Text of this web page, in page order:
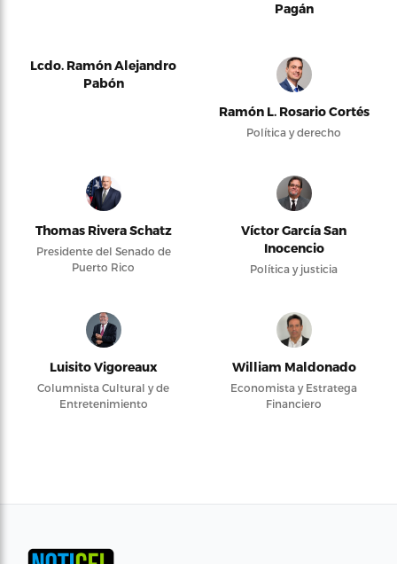
Pagán
Lcdo. Ramón Alejandro
Pabón
Ramón L. Rosario Cortés
Política y derecho
Thomas Rivera Schatz
Presidente del Senado de
Puerto Rico
Víctor García San
Inocencio
Política y justicia
Luisito Vigoreaux
Columnista Cultural y de
Entretenimiento
William Maldonado
Economista y Estratega
Financiero